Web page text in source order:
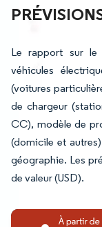
Le rapport sur le
véhicules
(voitures
de chargeur
CC), modèle de
(domicile et
géographie. Les
de valeur (USD).